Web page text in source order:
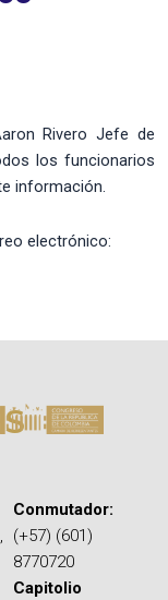
Rivero Jefe de
los funcionarios
información.
electrónico:
Conmutador:
(+57) (601)
8770720
Capitolio